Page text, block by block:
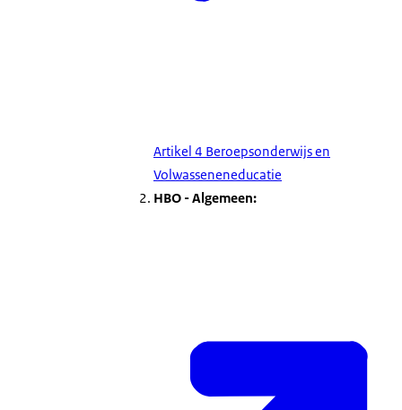
Artikel 4 Beroepsonderwijs en
Volwasseneneducatie
HBO - Algemeen: